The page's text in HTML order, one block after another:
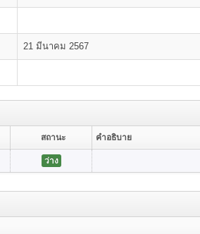
21 มีนาคม 2567
สถานะ คำอธิบาย
ว่าง